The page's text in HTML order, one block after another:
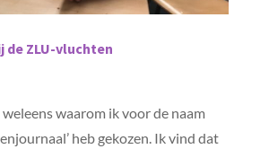
de ZLU-vluchten
waarom ik voor de naam
heb gekozen. Ik vind dat